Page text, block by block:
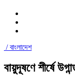
/বাংলাদেশ
বায়ুদূষণে শীর্ষে